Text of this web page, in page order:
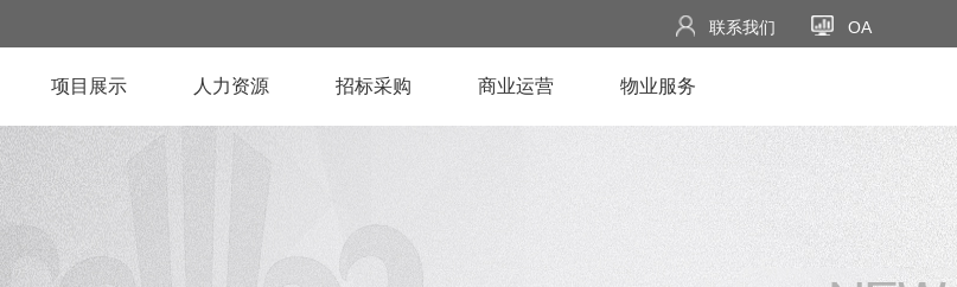
联系我们 OA
项目展示 人力资源 招标采购 商业运营 物业服务